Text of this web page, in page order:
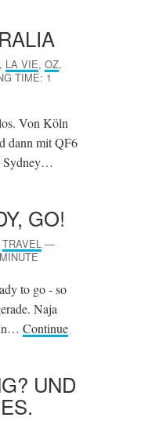
, LA VIE, OZ,
TIME: 1
Von Köln
dann mit QF6
Sydney…
GO!
TRAVEL —
to go - so
Naja
Continue
UND